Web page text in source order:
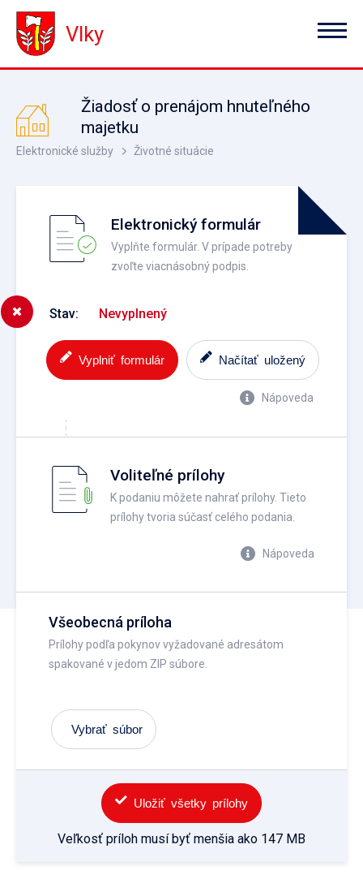
Vlky
Žiadosť o prenájom hnuteľného
majetku
Elektronické služby Životné situácie
Elektronický formulár
Vyplňte formulár. V prípade potreby
zvoľte viacnásobný podpis.
Stav: Nevyplnený
Vyplniť formulár Načítať uložený
Nápoveda
Voliteľné prílohy
K podaniu môžete nahrať prílohy. Tieto
prílohy tvoria súčasť celého podania.
Nápoveda
Všeobecná príloha
Prílohy podľa pokynov vyžadované adresátom
spakované v jedom ZIP súbore.
Vybrať súbor
Uložiť všetky prílohy
Veľkosť príloh musí byť menšia ako 147 MB